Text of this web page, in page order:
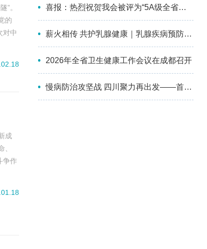
喜报：热烈祝贺我会被评为“5A级全省性社会组织”！
薪火相传 共护乳腺健康｜乳腺疾病预防与控制分会第四届委员会换届选举会议暨2026年学术会议成功举办
2026年全省卫生健康工作会议在成都召开
慢病防治攻坚战 四川聚力再出发——首届四川慢性病防治大会顺利召开
”。
的
对中
成
争作